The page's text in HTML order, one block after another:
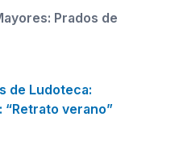
Prados de
de Ludoteca:
“Retrato verano”